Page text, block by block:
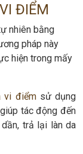
ĐIỂM
nhiên bằng
pháp này
hiện trong mấy
vi điểmsử dụng
tác động đến
trả lại làn da